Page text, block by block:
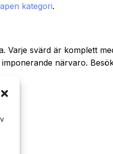
kategori.
Varje svärd är komplett
närvaro.